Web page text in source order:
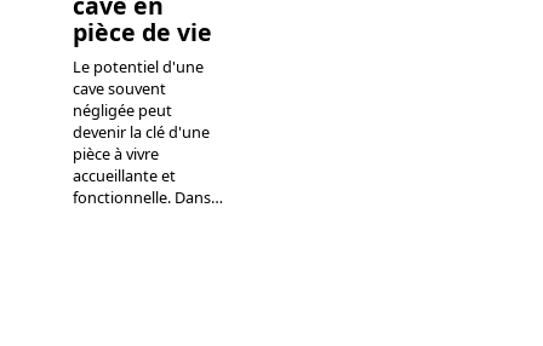
pièce de vie
Le potentiel d'une
cave souvent
négligée peut
devenir la clé d'une
pièce à vivre
accueillante et
fonctionnelle. Dans…